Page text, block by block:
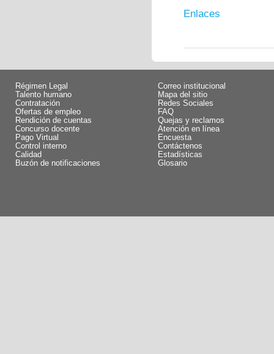
Enlaces
Régimen Legal
Talento humano
Contratación
Ofertas de empleo
Rendición de cuentas
Concurso docente
Pago Virtual
Control interno
Calidad
Buzón de notificaciones
Correo institucional
Mapa del sitio
Redes Sociales
FAQ
Quejas y reclamos
Atención en línea
Encuesta
Contáctenos
Estadísticas
Glosario